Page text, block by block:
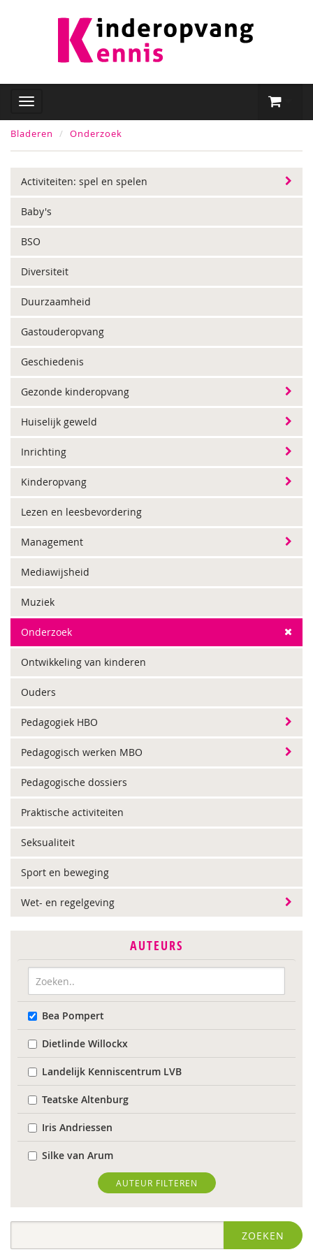
Bladeren Onderzoek
Activiteiten: spel en spelen
Baby's
BSO
Diversiteit
Duurzaamheid
Gastouderopvang
Geschiedenis
Gezonde kinderopvang
Huiselijk geweld
Inrichting
Kinderopvang
Lezen en leesbevordering
Management
Mediawijsheid
Muziek
Onderzoek
Ontwikkeling van kinderen
Ouders
Pedagogiek HBO
Pedagogisch werken MBO
Pedagogische dossiers
Praktische activiteiten
Seksualiteit
Sport en beweging
Wet- en regelgeving
AUTEURS
Bea Pompert
Dietlinde Willockx
Landelijk Kenniscentrum LVB
Teatske Altenburg
Iris Andriessen
Silke van Arum
Roli Ayutsede
Sebastiaan Baauw
AUTEUR FILTEREN
ZOEKEN